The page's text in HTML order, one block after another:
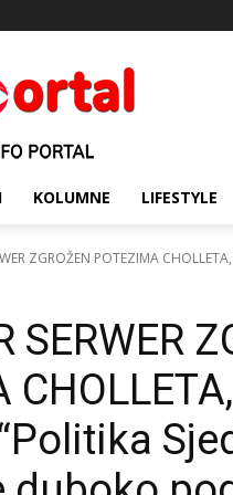
KOLUMNE LIFESTYLE
ZGROŽEN POTEZIMA
SERWER